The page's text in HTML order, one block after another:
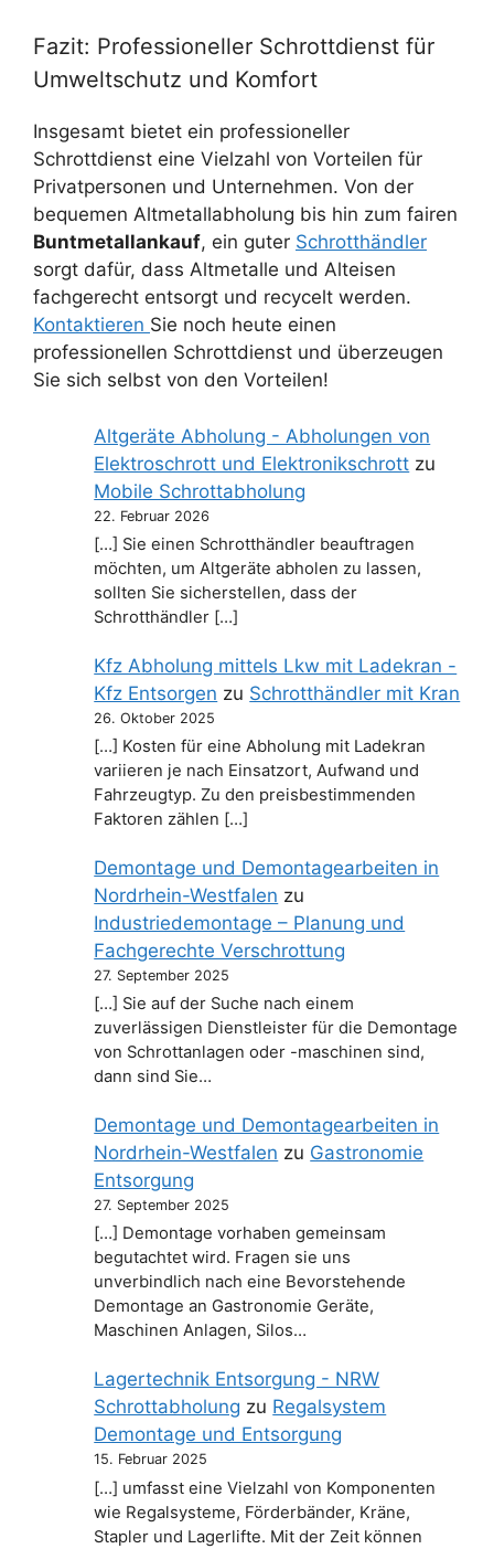
Fazit: Professioneller Schrottdienst für
Umweltschutz und Komfort
Insgesamt bietet ein professioneller
Schrottdienst eine Vielzahl von Vorteilen für
Privatpersonen und Unternehmen. Von der
bequemen Altmetallabholung bis hin zum fairen
Buntmetallankauf, ein guter Schrotthändler
sorgt dafür, dass Altmetalle und Alteisen
fachgerecht entsorgt und recycelt werden.
Kontaktieren Sie noch heute einen
professionellen Schrottdienst und überzeugen
Sie sich selbst von den Vorteilen!
Altgeräte Abholung - Abholungen von
Elektroschrott und Elektronikschrott zu
Mobile Schrottabholung
22. Februar 2026
[…] Sie einen Schrotthändler beauftragen
möchten, um Altgeräte abholen zu lassen,
sollten Sie sicherstellen, dass der
Schrotthändler […]
Kfz Abholung mittels Lkw mit Ladekran -
Kfz Entsorgen zu Schrotthändler mit Kran
26. Oktober 2025
[…] Kosten für eine Abholung mit Ladekran
variieren je nach Einsatzort, Aufwand und
Fahrzeugtyp. Zu den preisbestimmenden
Faktoren zählen […]
Demontage und Demontagearbeiten in
Nordrhein-Westfalen zu
Industriedemontage – Planung und
Fachgerechte Verschrottung
27. September 2025
[…] Sie auf der Suche nach einem
zuverlässigen Dienstleister für die Demontage
von Schrottanlagen oder -maschinen sind,
dann sind Sie…
Demontage und Demontagearbeiten in
Nordrhein-Westfalen zu Gastronomie
Entsorgung
27. September 2025
[…] Demontage vorhaben gemeinsam
begutachtet wird. Fragen sie uns
unverbindlich nach eine Bevorstehende
Demontage an Gastronomie Geräte,
Maschinen Anlagen, Silos…
Lagertechnik Entsorgung - NRW
Schrottabholung zu Regalsystem
Demontage und Entsorgung
15. Februar 2025
[…] umfasst eine Vielzahl von Komponenten
wie Regalsysteme, Förderbänder, Kräne,
Stapler und Lagerlifte. Mit der Zeit können